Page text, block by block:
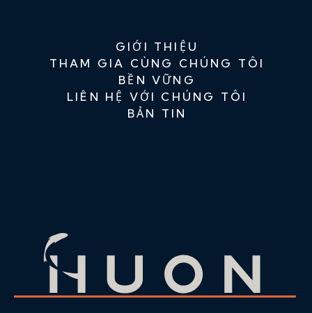
GIỚI THIỆU
THAM GIA CÙNG CHÚNG TÔI
BỀN VỮNG
LIÊN HỆ VỚI CHÚNG TÔI
BẢN TIN